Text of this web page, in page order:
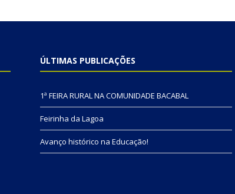
ÚLTIMAS PUBLICAÇÕES
1ª FEIRA RURAL NA COMUNIDADE BACABAL
Feirinha da Lagoa
Avanço histórico na Educação!